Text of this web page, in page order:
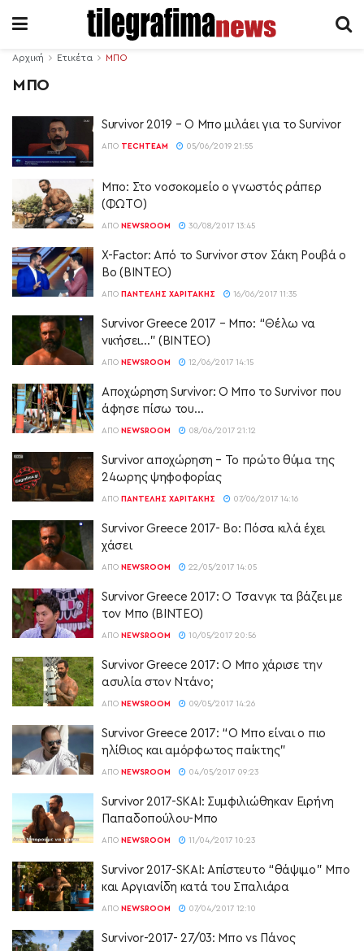
Αρχική Ετικέτα ΜΠΟ
ΜΠΟ
Survivor 2019 – Ο Μπο μιλάει για το Survivor
ΑΠΌ TECHTEAM 05/06/2019 21:55
Μπο: Στο νοσοκομείο ο γνωστός ράπερ
(ΦΩΤΟ)
ΑΠΌ NEWSROOM 30/08/2017 13:45
X-Factor: Από το Survivor στον Σάκη Ρουβά ο
Βο (ΒΙΝΤΕΟ)
ΑΠΌ ΠΑΝΤΕΛΉΣ ΧΑΡΙΤΆΚΗΣ 16/06/2017 11:35
Survivor Greece 2017 – Μπο: “Θέλω να
νικήσει…” (ΒΙΝΤΕΟ)
ΑΠΌ NEWSROOM 12/06/2017 14:15
Αποχώρηση Survivor: Ο Μπο το Survivor που
άφησε πίσω του…
ΑΠΌ NEWSROOM 08/06/2017 21:12
Survivor αποχώρηση – Το πρώτο θύμα της
24ωρης ψηφοφορίας
ΑΠΌ ΠΑΝΤΕΛΉΣ ΧΑΡΙΤΆΚΗΣ 07/06/2017 14:16
Survivor Greece 2017- Bo: Πόσα κιλά έχει
χάσει
ΑΠΌ NEWSROOM 22/05/2017 14:05
Survivor Greece 2017: Ο Τσανγκ τα βάζει με
τον Μπο (ΒΙΝΤΕΟ)
ΑΠΌ NEWSROOM 10/05/2017 20:56
Survivor Greece 2017: Ο Μπο χάρισε την
ασυλία στον Ντάνο;
ΑΠΌ NEWSROOM 09/05/2017 14:26
Survivor Greece 2017: “Ο Μπο είναι ο πιο
ηλίθιος και αμόρφωτος παίκτης”
ΑΠΌ NEWSROOM 04/05/2017 09:23
Survivor 2017-SKAI: Συμφιλιώθηκαν Ειρήνη
Παπαδοπούλου-Μπο
ΑΠΌ NEWSROOM 11/04/2017 10:23
Survivor 2017-SKAI: Απίστευτο “θάψιμο” Μπο
και Αργιανίδη κατά του Σπαλιάρα
ΑΠΌ NEWSROOM 07/04/2017 12:10
Survivor-2017- 27/03: Μπο vs Πάνος